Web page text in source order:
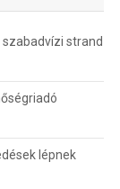
strand
lépnek